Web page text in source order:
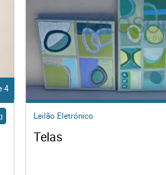
4
Leilão Eletrónico
Telas